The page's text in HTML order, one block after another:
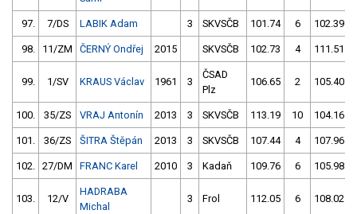
97. 7/DS LABIK Adam 3 SKVSČB 101.74 6 102.39
98. 11/ZM ČERNÝ Ondřej 2015 SKVSČB 102.73 4 111.51
99. 1/SV KRAUS Václav 1961 3
ČSAD
Plz
106.65 2 105.40
100. 35/ZS VRAJ Antonín 2013 3 SKVSČB 113.19 10 104.16
101. 36/ZS ŠITRA Štěpán 2013 3 SKVSČB 107.44 4 107.96
102. 27/DM FRANC Karel 2010 3 Kadaň 109.76 6 105.98
103. 12/V
HADRABA
Michal
3 Frol 112.05 6 108.02